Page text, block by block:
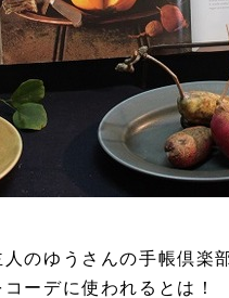
のゆうさんの手帳倶楽
コーデに使われるとは